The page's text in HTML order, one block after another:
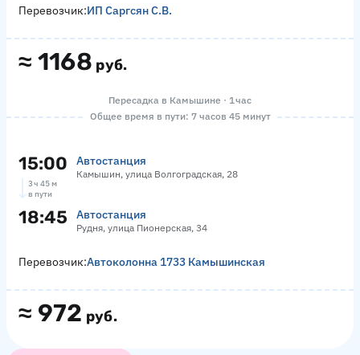
≈ 1168 руб.
Перевозчик:ИП Саргсян С.В.
Пересадка в Камышине · 1 час
Общее время в пути: 7 часов 45 минут
15:00 Автостанция
Камышин, улица Волгоградская, 28
3 ч 45 м
в пути
18:45 Автостанция
Рудня, улица Пионерская, 34
≈ 972 руб.
Перевозчик:Автоколонна 1733 Камышинская